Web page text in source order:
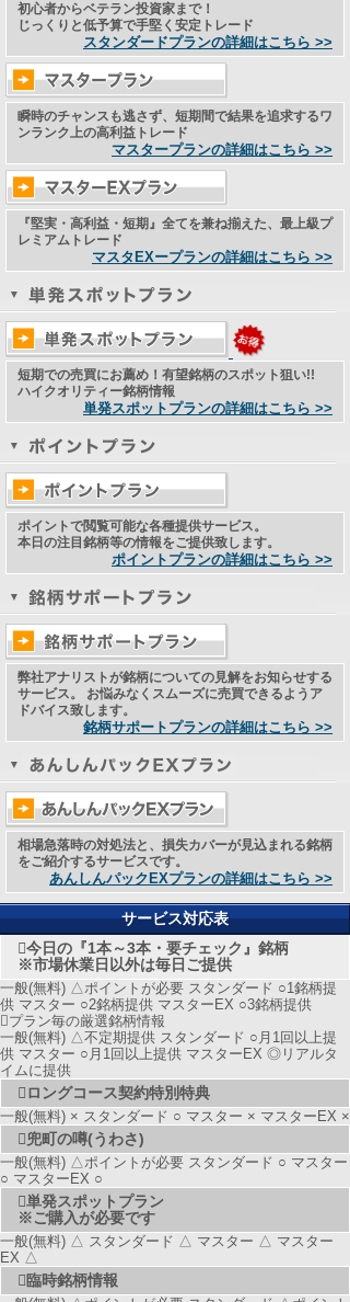
初心者からベテラン投資家まで！
じっくりと低予算で手堅く安定トレード
スタンダードプランの詳細はこちら >>
瞬時のチャンスも逃さず、短期間で結果を追求するワ
ンランク上の高利益トレード
マスタープランの詳細はこちら >>
『堅実・高利益・短期』全てを兼ね揃えた、最上級プ
レミアムトレード
マスタEXープランの詳細はこちら >>
短期での売買にお薦め！有望銘柄のスポット狙い!!
ハイクオリティー銘柄情報
単発スポットプランの詳細はこちら >>
ポイントで閲覧可能な各種提供サービス。
本日の注目銘柄等の情報をご提供致します。
ポイントプランの詳細はこちら >>
弊社アナリストが銘柄についての見解をお知らせする
サービス。 お悩みなくスムーズに売買できるようア
ドバイス致します。
銘柄サポートプランの詳細はこちら >>
相場急落時の対処法と、損失カバーが見込まれる銘柄
をご紹介するサービスです。
あんしんパックEXプランの詳細はこちら >>
サービス対応表
今日の『1本～3本・要チェック』銘柄
※市場休業日以外は毎日ご提供
一般(無料) △ポイントが必要 スタンダード ○1銘柄提
供 マスター ○2銘柄提供 マスターEX ○3銘柄提供
プラン毎の厳選銘柄情報
一般(無料) △不定期提供 スタンダード ○月1回以上提
供 マスター ○月1回以上提供 マスターEX ◎リアルタ
イムに提供
ロングコース契約特別特典
一般(無料) × スタンダード ○ マスター × マスターEX ×
兜町の噂(うわさ)
一般(無料) △ポイントが必要 スタンダード ○ マスター
○ マスターEX ○
単発スポットプラン
※ご購入が必要です
一般(無料) △ スタンダード △ マスター △ マスター
EX △
臨時銘柄情報